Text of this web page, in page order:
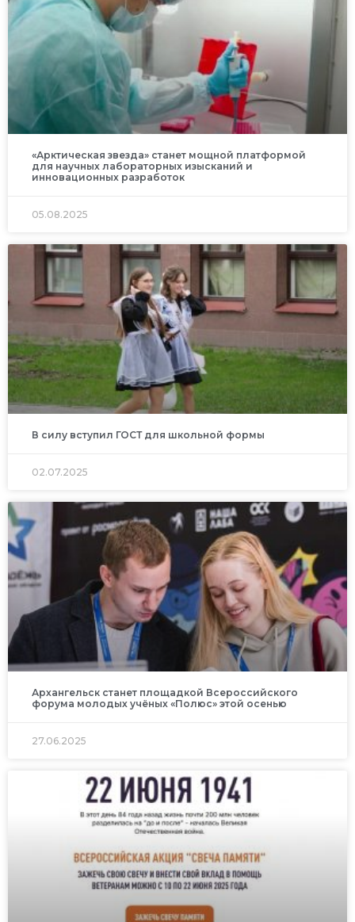
«Арктическая звезда» станет мощной платформой
для научных лабораторных изысканий и
инновационных разработок
05.08.2025
В силу вступил ГОСТ для школьной формы
02.07.2025
Архангельск станет площадкой Всероссийского
форума молодых учёных «Полюс» этой осенью
27.06.2025